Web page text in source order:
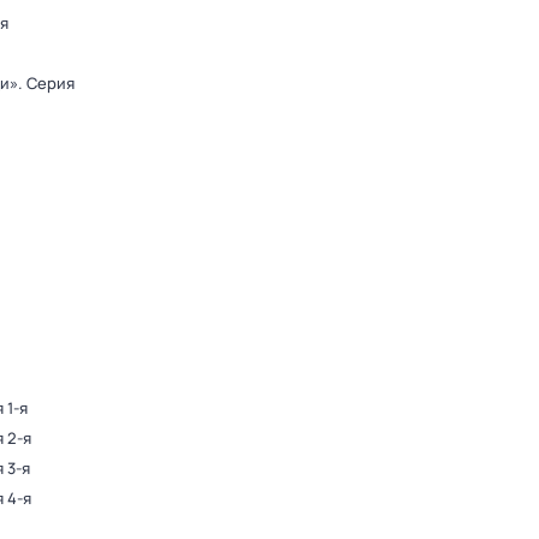
. Серия
1-я
2-я
3-я
4-я